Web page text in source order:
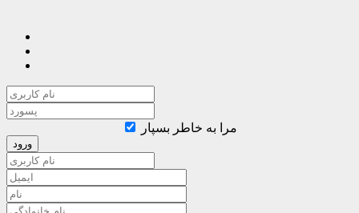
مرا به خاطر بسپار